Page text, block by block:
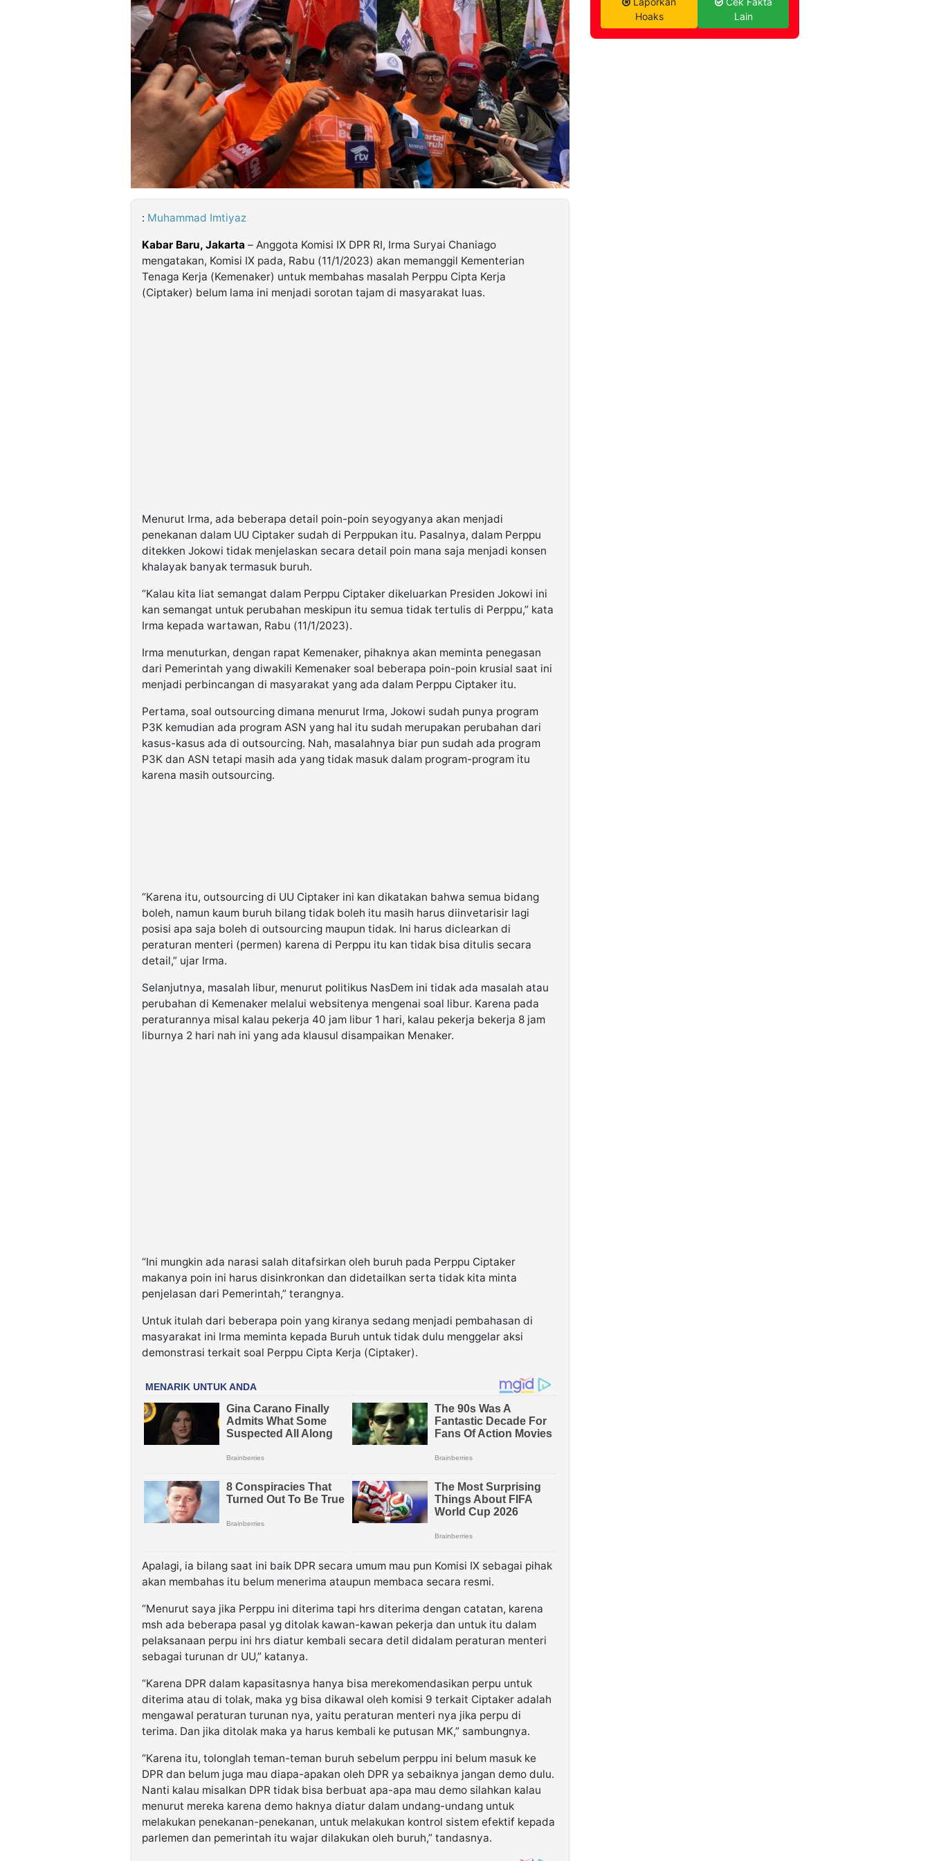
: Muhammad Imtiyaz
Kabar Baru, Jakarta – Anggota Komisi IX DPR RI, Irma Suryai Chaniago
mengatakan, Komisi IX pada, Rabu (11/1/2023) akan memanggil Kementerian
Tenaga Kerja (Kemenaker) untuk membahas masalah Perppu Cipta Kerja
(Ciptaker) belum lama ini menjadi sorotan tajam di masyarakat luas.
Menurut Irma, ada beberapa detail poin-poin seyogyanya akan menjadi
penekanan dalam UU Ciptaker sudah di Perppukan itu. Pasalnya, dalam Perppu
ditekken Jokowi tidak menjelaskan secara detail poin mana saja menjadi konsen
khalayak banyak termasuk buruh.
“Kalau kita liat semangat dalam Perppu Ciptaker dikeluarkan Presiden Jokowi ini
kan semangat untuk perubahan meskipun itu semua tidak tertulis di Perppu,” kata
Irma kepada wartawan, Rabu (11/1/2023).
Irma menuturkan, dengan rapat Kemenaker, pihaknya akan meminta penegasan
dari Pemerintah yang diwakili Kemenaker soal beberapa poin-poin krusial saat ini
menjadi perbincangan di masyarakat yang ada dalam Perppu Ciptaker itu.
Pertama, soal outsourcing dimana menurut Irma, Jokowi sudah punya program
P3K kemudian ada program ASN yang hal itu sudah merupakan perubahan dari
kasus-kasus ada di outsourcing. Nah, masalahnya biar pun sudah ada program
P3K dan ASN tetapi masih ada yang tidak masuk dalam program-program itu
karena masih outsourcing.
“Karena itu, outsourcing di UU Ciptaker ini kan dikatakan bahwa semua bidang
boleh, namun kaum buruh bilang tidak boleh itu masih harus diinvetarisir lagi
posisi apa saja boleh di outsourcing maupun tidak. Ini harus diclearkan di
peraturan menteri (permen) karena di Perppu itu kan tidak bisa ditulis secara
detail,” ujar Irma.
Selanjutnya, masalah libur, menurut politikus NasDem ini tidak ada masalah atau
perubahan di Kemenaker melalui websitenya mengenai soal libur. Karena pada
peraturannya misal kalau pekerja 40 jam libur 1 hari, kalau pekerja bekerja 8 jam
liburnya 2 hari nah ini yang ada klausul disampaikan Menaker.
“Ini mungkin ada narasi salah ditafsirkan oleh buruh pada Perppu Ciptaker
makanya poin ini harus disinkronkan dan didetailkan serta tidak kita minta
penjelasan dari Pemerintah,” terangnya.
Untuk itulah dari beberapa poin yang kiranya sedang menjadi pembahasan di
masyarakat ini Irma meminta kepada Buruh untuk tidak dulu menggelar aksi
demonstrasi terkait soal Perppu Cipta Kerja (Ciptaker).
Apalagi, ia bilang saat ini baik DPR secara umum mau pun Komisi IX sebagai pihak
akan membahas itu belum menerima ataupun membaca secara resmi.
“Menurut saya jika Perppu ini diterima tapi hrs diterima dengan catatan, karena
msh ada beberapa pasal yg ditolak kawan-kawan pekerja dan untuk itu dalam
pelaksanaan perpu ini hrs diatur kembali secara detil didalam peraturan menteri
sebagai turunan dr UU,” katanya.
“Karena DPR dalam kapasitasnya hanya bisa merekomendasikan perpu untuk
diterima atau di tolak, maka yg bisa dikawal oleh komisi 9 terkait Ciptaker adalah
mengawal peraturan turunan nya, yaitu peraturan menteri nya jika perpu di
terima. Dan jika ditolak maka ya harus kembali ke putusan MK,” sambungnya.
“Karena itu, tolonglah teman-teman buruh sebelum perppu ini belum masuk ke
DPR dan belum juga mau diapa-apakan oleh DPR ya sebaiknya jangan demo dulu.
Nanti kalau misalkan DPR tidak bisa berbuat apa-apa mau demo silahkan kalau
menurut mereka karena demo haknya diatur dalam undang-undang untuk
melakukan penekanan-penekanan, untuk melakukan kontrol sistem efektif kepada
parlemen dan pemerintah itu wajar dilakukan oleh buruh,” tandasnya.
Hoaks
Lain